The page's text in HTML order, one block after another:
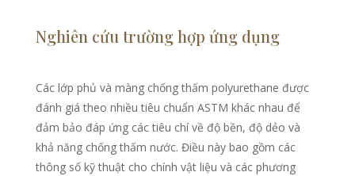
Nghiên cứu trường hợp ứng dụng
Các lớp phủ và màng chống thấm polyurethane được
đánh giá theo nhiều tiêu chuẩn ASTM khác nhau để
đảm bảo đáp ứng các tiêu chí về độ bền, độ dẻo và
khả năng chống thấm nước. Điều này bao gồm các
thông số kỹ thuật cho chính vật liệu và các phương
Russian
English (Canada)
Spanish (Spain)
English (Australia)
Dutch